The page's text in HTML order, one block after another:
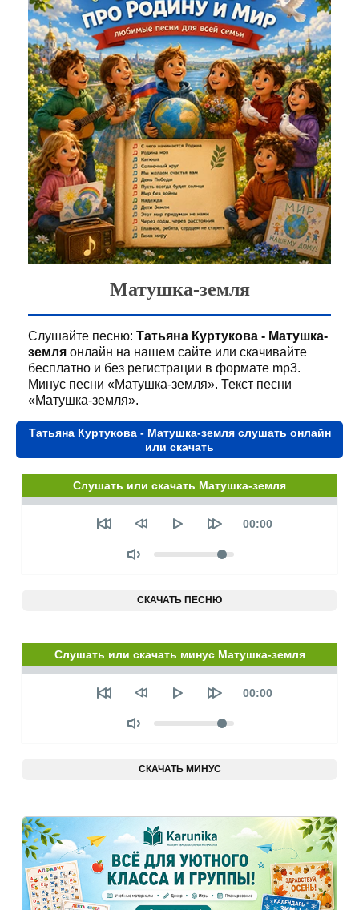
Матушка-земля
Слушайте песню: Татьяна Куртукова - Матушка-
земля онлайн на нашем сайте или скачивайте
бесплатно и без регистрации в формате mp3.
Минус песни «Матушка-земля». Текст песни
«Матушка-земля».
Татьяна Куртукова - Матушка-земля слушать онлайн
или скачать
Слушать или скачать Матушка-земля
Seek
Текущее
00:00
Объем
СКАЧАТЬ ПЕСНЮ
Слушать или скачать минус Матушка-земля
Seek
Текущее
00:00
Объем
СКАЧАТЬ МИНУС